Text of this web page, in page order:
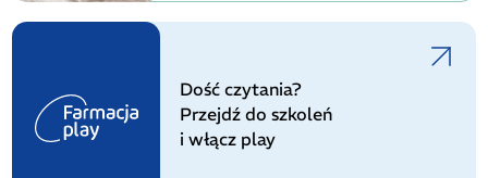
Dość czytania?
Przejdź do szkoleń
i włącz play